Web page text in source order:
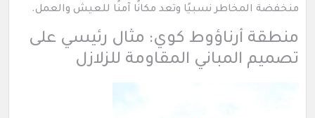
منخفضة المخاطر نسبيًا وتعد مكانًا آمنًا للعيش والعمل.
منطقة أرناؤوط كوي: مثال رئيسي على
تصميم المباني المقاومة للزلازل